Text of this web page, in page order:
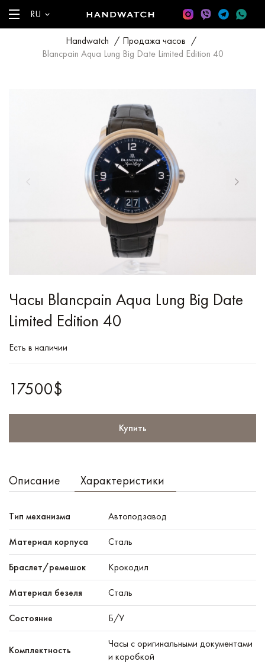
RU
Handwatch / Продажа часов /
Blancpain Aqua Lung Big Date Limited Edition 40
Часы Blancpain Aqua Lung Big Date
Limited Edition 40
Есть в наличии
17500$
Купить
Описание Характеристики
Тип механизма Автоподзавод
Материал корпуса Сталь
Браслет/ремешок Крокодил
Материал безеля Сталь
Состояние Б/У
Комплектность
Часы с оригинальными документами
и коробкой